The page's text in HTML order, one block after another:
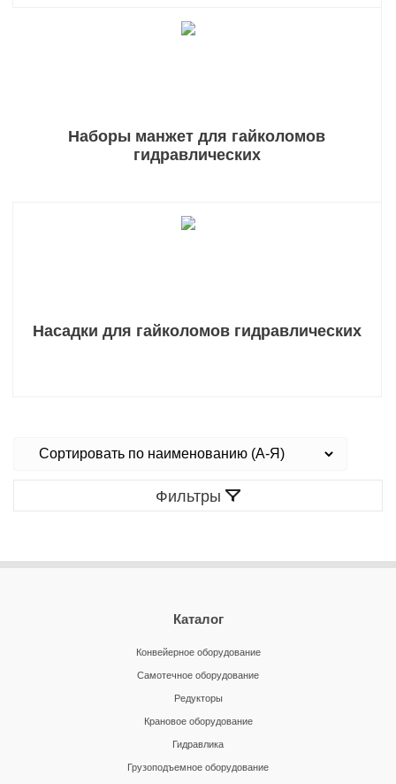
Наборы манжет для гайколомов
гидравлических
Насадки для гайколомов гидравлических
Фильтры
Каталог
Конвейерное оборудование
Самотечное оборудование
Редукторы
Крановое оборудование
Гидравлика
Грузоподъемное оборудование